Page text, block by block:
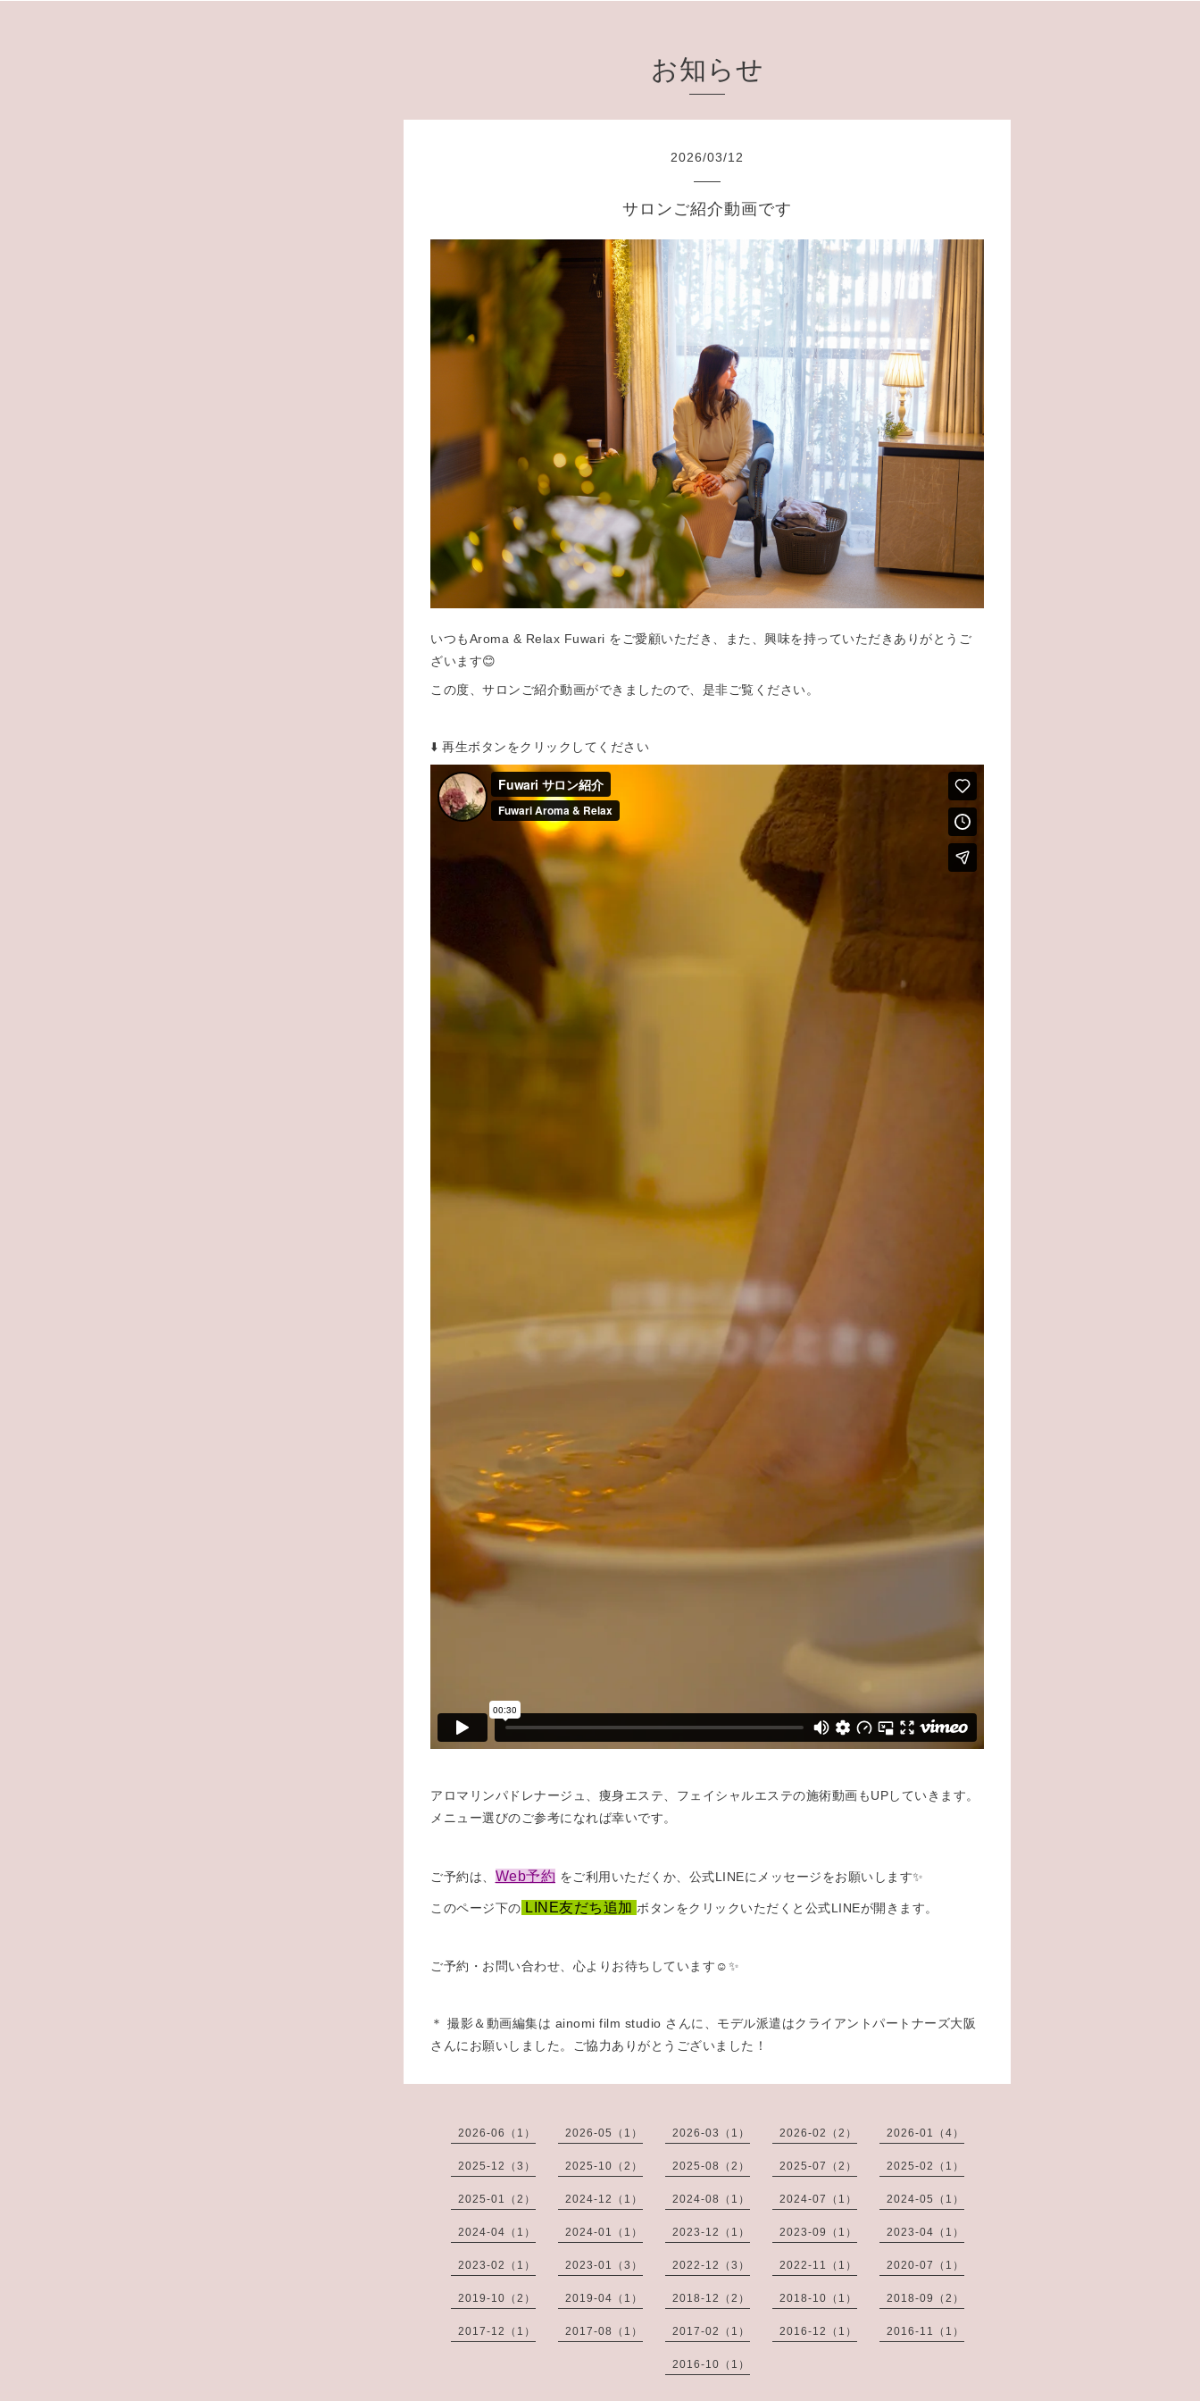
お知らせ
2026/03/12
サロンご紹介動画です
いつもAroma & Relax Fuwari をご愛顧いただき、また、興味を持っていただきありがとうご
ざいます😊
この度、サロンご紹介動画ができましたので、是非ご覧ください。
⬇️ 再生ボタンをクリックしてください
アロマリンパドレナージュ、痩身エステ、フェイシャルエステの施術動画もUPしていきます。
メニュー選びのご参考になれば幸いです。
ご予約は、 Web予約 をご利用いただくか、公式LINEにメッセージをお願いします✨
このページ下の LINE友だち追加 ボタンをクリックいただくと公式LINEが開きます。
ご予約・お問い合わせ、心よりお待ちしています☺️✨
＊ 撮影＆動画編集は ainomi film studio さんに、モデル派遣はクライアントパートナーズ大阪
さんにお願いしました。ご協力ありがとうございました！
2026-06（1） 2026-05（1） 2026-03（1） 2026-02（2） 2026-01（4）
2025-12（3） 2025-10（2） 2025-08（2） 2025-07（2） 2025-02（1）
2025-01（2） 2024-12（1） 2024-08（1） 2024-07（1） 2024-05（1）
2024-04（1） 2024-01（1） 2023-12（1） 2023-09（1） 2023-04（1）
2023-02（1） 2023-01（3） 2022-12（3） 2022-11（1） 2020-07（1）
2019-10（2） 2019-04（1） 2018-12（2） 2018-10（1） 2018-09（2）
2017-12（1） 2017-08（1） 2017-02（1） 2016-12（1） 2016-11（1）
2016-10（1）